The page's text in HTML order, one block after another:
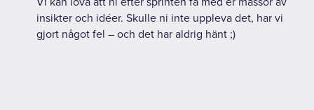
insikter och idéer. Skulle ni inte uppleva det, har vi
gjort något fel – och det har aldrig hänt ;)